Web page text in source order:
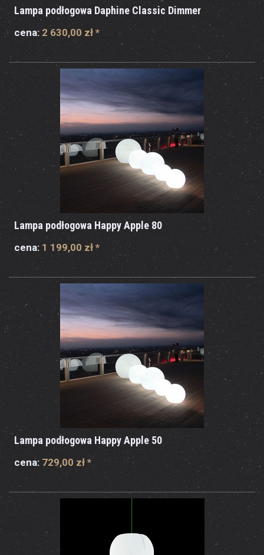
Lampa podłogowa Daphine Classic Dimmer
cena: 2 630,00 zł *
Lampa podłogowa Happy Apple 80
cena: 1 199,00 zł *
Lampa podłogowa Happy Apple 50
cena: 729,00 zł *